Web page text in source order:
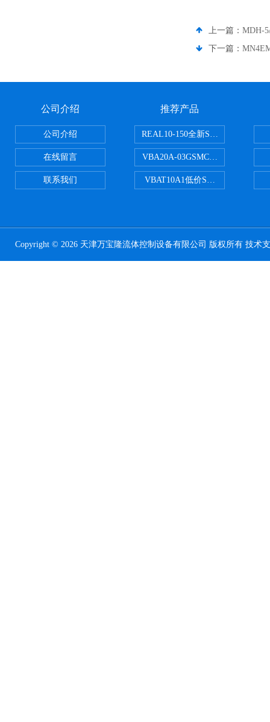
上一篇： MDH-
下一篇：
公司介绍
公司介绍
在线留言
联系我们
推荐产品
REAL10-150全新SMC正弦无杆缸
VBA20A-03GSMC增压阀VBA-
VBAT10A1低价SMC储气罐VBAT
Copyright © 2026 天津万宝隆流体控制设备有限公司 版权所有 技术